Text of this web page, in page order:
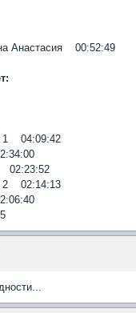
00:52:49
1 04:09:42
02:23:52
2 02:14:13